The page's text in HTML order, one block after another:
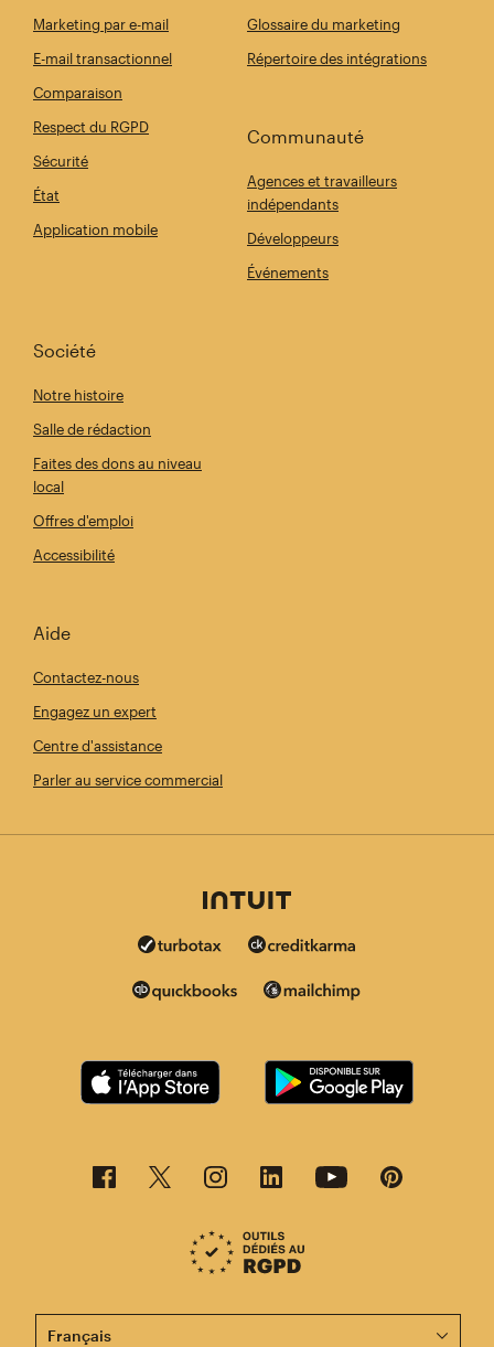
Marketing par e-mail
E-mail transactionnel
Comparaison
Respect du RGPD
Sécurité
État
Application mobile
Glossaire du marketing
Répertoire des intégrations
Communauté
Agences et travailleurs
indépendants
Développeurs
Événements
Société
Notre histoire
Salle de rédaction
Faites des dons au niveau
local
Offres d'emploi
Accessibilité
Aide
Contactez-nous
Engagez un expert
Centre d'assistance
Parler au service commercial
Cette page est désormais disponible en d'autres